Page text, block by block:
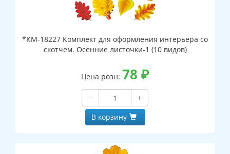
*КМ-18227 Комплект для оформления интерьера со
скотчем. Осенние листочки-1 (10 видов)
Цена розн: 78 ₽
−
+
В корзину